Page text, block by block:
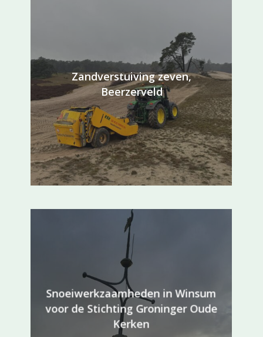
Zandverstuiving zeven,
Beerzerveld
Snoeiwerkzaamheden in Winsum
voor de Stichting Groninger Oude
Kerken